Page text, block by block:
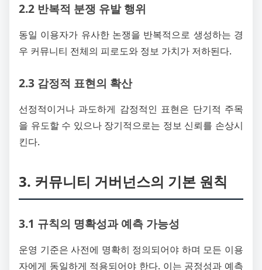
2.2 반복적 분쟁 유발 행위
동일 이용자가 유사한 논쟁을 반복적으로 생성하는 경
우 커뮤니티 전체의 피로도와 정보 가치가 저하된다.
2.3 감정적 표현의 확산
선정적이거나 과도하게 감정적인 표현은 단기적 주목
을 유도할 수 있으나 장기적으로는 정보 신뢰를 손상시
킨다.
3. 커뮤니티 거버넌스의 기본 원칙
3.1 규칙의 명확성과 예측 가능성
운영 기준은 사전에 명확히 정의되어야 하며 모든 이용
자에게 동일하게 적용되어야 한다. 이는 공정성과 예측